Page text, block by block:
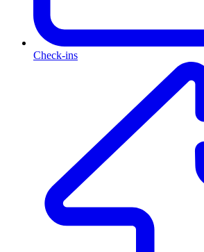
Check-ins